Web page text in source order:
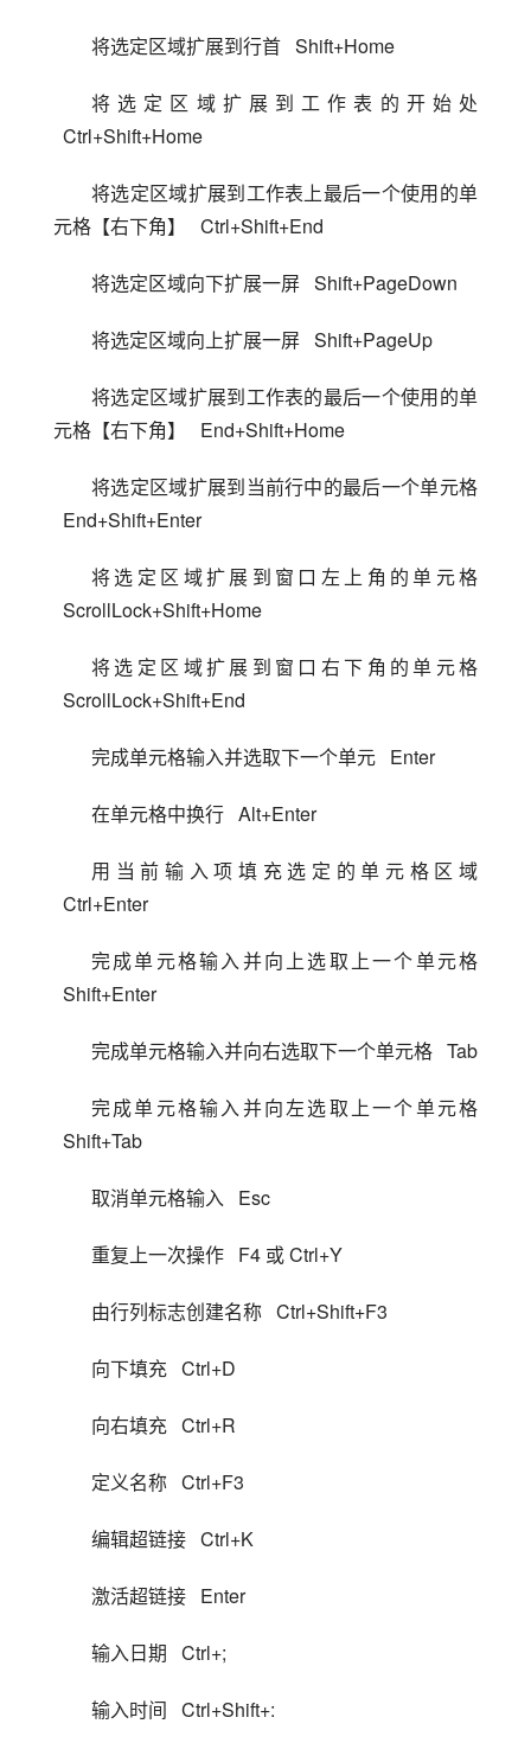
将选定区域扩展到行首   Shift+Home
将选定区域扩展到工作表的开始处
Ctrl+Shift+Home
将选定区域扩展到工作表上最后一个使用的单
元格【右下角】   Ctrl+Shift+End
将选定区域向下扩展一屏   Shift+PageDown
将选定区域向上扩展一屏   Shift+PageUp
将选定区域扩展到工作表的最后一个使用的单
元格【右下角】   End+Shift+Home
将选定区域扩展到当前行中的最后一个单元格
End+Shift+Enter
将选定区域扩展到窗口左上角的单元格
ScrollLock+Shift+Home
将选定区域扩展到窗口右下角的单元格
ScrollLock+Shift+End
完成单元格输入并选取下一个单元   Enter
在单元格中换行   Alt+Enter
用当前输入项填充选定的单元格区域
Ctrl+Enter
完成单元格输入并向上选取上一个单元格
Shift+Enter
完成单元格输入并向右选取下一个单元格   Tab
完成单元格输入并向左选取上一个单元格
Shift+Tab
取消单元格输入   Esc
重复上一次操作   F4 或 Ctrl+Y
由行列标志创建名称   Ctrl+Shift+F3
向下填充   Ctrl+D
向右填充   Ctrl+R
定义名称   Ctrl+F3
编辑超链接   Ctrl+K
激活超链接   Enter
输入日期   Ctrl+;
输入时间   Ctrl+Shift+: